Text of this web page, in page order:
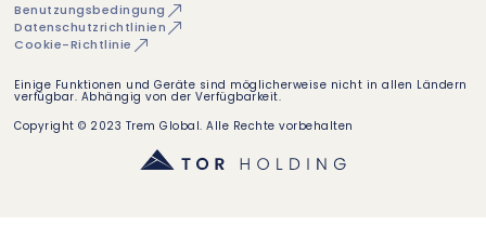
Benutzungsbedingung
Datenschutzrichtlinien
Cookie-Richtlinie
Einige Funktionen und Geräte sind möglicherweise nicht in allen Ländern
verfügbar. Abhängig von der Verfügbarkeit.
Copyright © 2023 Trem Global. Alle Rechte vorbehalten